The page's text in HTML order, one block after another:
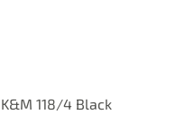
K&M 118/4 Black